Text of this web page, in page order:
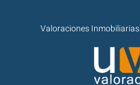
Valoraciones Inmobiliarias